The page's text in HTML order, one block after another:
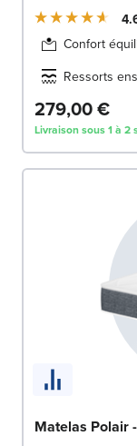
Confort
Ressorts
279,00 €
Livraison sous 1 à 2
Matelas Polair